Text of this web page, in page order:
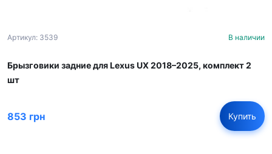
Артикул: 3539 В наличии
Брызговики задние для Lexus UX 2018–2025, комплект 2
шт
853 грн Купить